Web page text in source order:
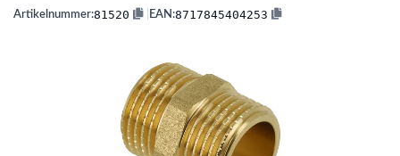
Artikelnummer:81520 EAN:8717845404253